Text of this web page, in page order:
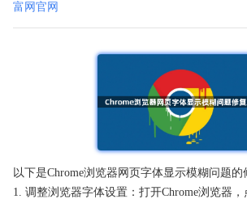
富网官网
以下是Chrome浏览器网页字体显示模糊问题的
1. 调整浏览器字体设置：打开Chrome浏览器